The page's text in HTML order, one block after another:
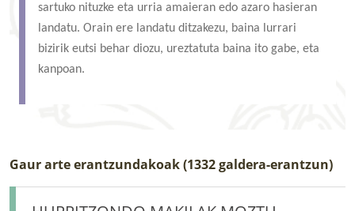
sartuko nituzke eta urria amaieran edo azaro hasieran
landatu. Orain ere landatu ditzakezu, baina lurrari
bizirik eutsi behar diozu, ureztatuta baina ito gabe, eta
kanpoan.
Gaur arte erantzundakoak (1332 galdera-erantzun)